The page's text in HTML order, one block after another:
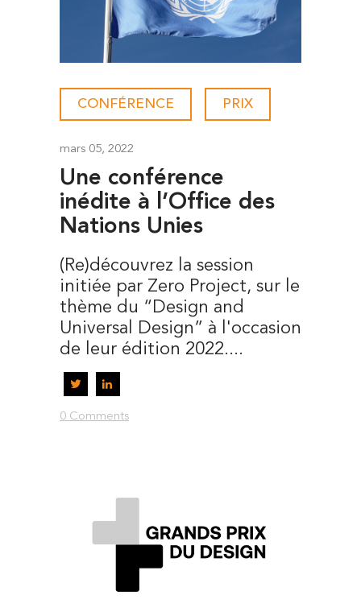
CONFÉRENCE PRIX
mars 05, 2022
Une conférence
inédite à l’Office des
Nations Unies
(Re)découvrez la session
initiée par Zero Project, sur le
thème du “Design and
Universal Design” à l'occasion
de leur édition 2022....
0 Comments